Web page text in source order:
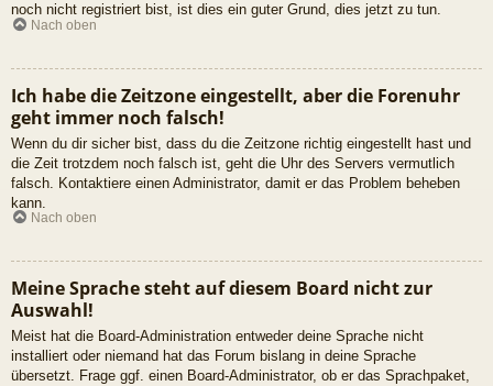
noch nicht registriert bist, ist dies ein guter Grund, dies jetzt zu tun.
Nach oben
Ich habe die Zeitzone eingestellt, aber die Forenuhr
geht immer noch falsch!
Wenn du dir sicher bist, dass du die Zeitzone richtig eingestellt hast und
die Zeit trotzdem noch falsch ist, geht die Uhr des Servers vermutlich
falsch. Kontaktiere einen Administrator, damit er das Problem beheben
kann.
Nach oben
Meine Sprache steht auf diesem Board nicht zur
Auswahl!
Meist hat die Board-Administration entweder deine Sprache nicht
installiert oder niemand hat das Forum bislang in deine Sprache
übersetzt. Frage ggf. einen Board-Administrator, ob er das Sprachpaket,